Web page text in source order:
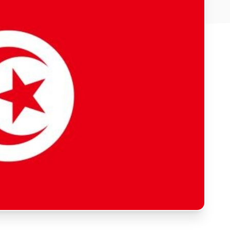
Nachricht
Bestätigen
Senden
Land
Wählen Sie Ihr Land...
Bundesland / Landkreis
Wählen Sie Ihr Bundesland...
Ihre persönlichen Daten werden verwendet, um Ihr
Erlebnis auf dieser Website zu unterstützen. Wie und
warum wir Ihre persönlichen Daten verwenden, können
Ein Link zum Erstellen eines neuen Passwort wird an deine
E-Mail-Adresse gesendet.